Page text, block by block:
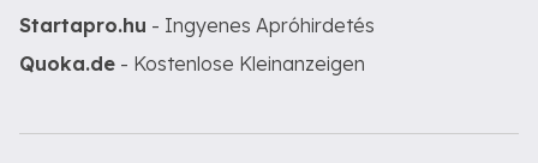
Startapro.hu - Ingyenes Apróhirdetés
Quoka.de - Kostenlose Kleinanzeigen